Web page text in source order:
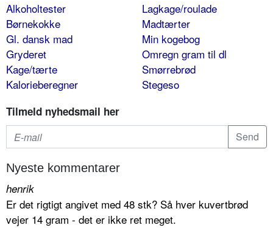
Alkoholtester
Børnekokke
Gl. dansk mad
Gryderet
Kage/tærte
Kalorieberegner
Lagkage/roulade
Madtærter
Min kogebog
Omregn gram til dl
Smørrebrød
Stegeso
Tilmeld nyhedsmail her
Nyeste kommentarer
henrik
Er det rigtigt angivet med 48 stk? Så hver kuvertbrød
vejer 14 gram - det er ikke ret meget.